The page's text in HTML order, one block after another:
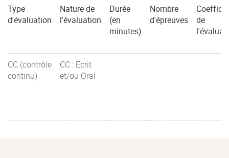
Type
d'évaluation
Nature de
l'évaluation
Durée
(en
minutes)
Nombre
d'épreuves
de
CC (contrôle
continu)
CC : Ecrit
et/ou Oral